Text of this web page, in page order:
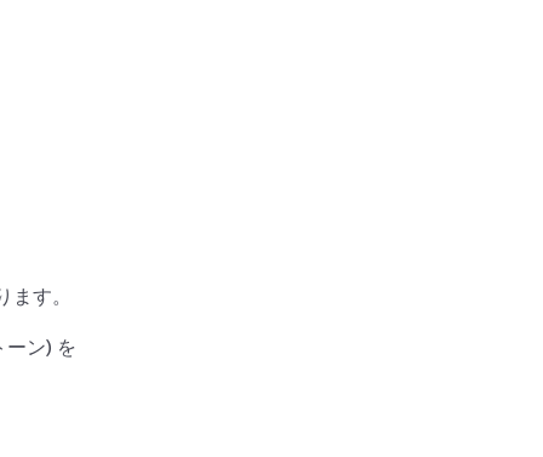
す。
ーン) を